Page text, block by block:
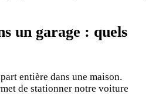
un garage : quels
entière dans une maison.
de stationner notre voiture